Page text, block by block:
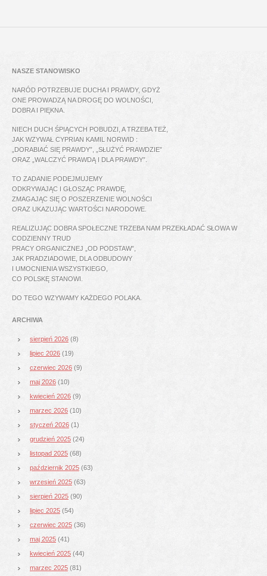
NASZE STANOWISKO
NARÓD POTRZEBUJE DUCHA I PRAWDY, GDYŻ
ONE PROWADZĄ NA DROGĘ DO WOLNOŚCI,
DOBRA I PIĘKNA.
NIECH DUCH ŚPIĄCYCH POBUDZI, A TRZEBA TEŻ,
JAK WZYWAŁ CYPRIAN KAMIL NORWID :
„DORABIAĆ SIĘ PRAWDY”, „SŁUŻYĆ PRAWDZIE”
ORAZ „WALCZYĆ PRAWDĄ I DLA PRAWDY”.
TO ZADANIE PODEJMUJEMY
ODKRYWAJĄC I GŁOSZĄC PRAWDĘ,
ZMAGAJĄC SIĘ O POSZERZENIE WOLNOŚCI
ORAZ UKAZUJĄC WARTOŚCI NARODOWE.
REALIZUJĄC DOBRA SPOŁECZNE TRZEBA NAM PRZEKŁADAĆ SŁOWA W
CODZIENNY TRUD
PRACY ORGANICZNEJ „OD PODSTAW”,
JAK PRADZIADOWIE, DLA ODBUDOWY
I UMOCNIENIA WSZYSTKIEGO,
CO POLSKĘ STANOWI.
DO TEGO WZYWAMY KAŻDEGO POLAKA.
ARCHIWA
sierpień 2026 (8)
lipiec 2026 (19)
czerwiec 2026 (9)
maj 2026 (10)
kwiecień 2026 (9)
marzec 2026 (10)
styczeń 2026 (1)
grudzień 2025 (24)
listopad 2025 (68)
październik 2025 (63)
wrzesień 2025 (63)
sierpień 2025 (90)
lipiec 2025 (54)
czerwiec 2025 (36)
maj 2025 (41)
kwiecień 2025 (44)
marzec 2025 (81)